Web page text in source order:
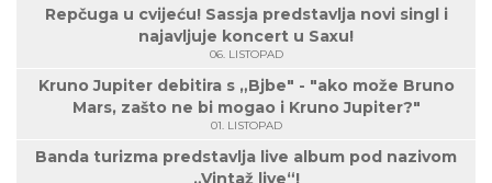
Repčuga u cvijeću! Sassja predstavlja novi singl i
najavljuje koncert u Saxu!
06. LISTOPAD
Kruno Jupiter debitira s „Bjbe" - "ako može Bruno
Mars, zašto ne bi mogao i Kruno Jupiter?"
01. LISTOPAD
Banda turizma predstavlja live album pod nazivom
„Vintaž live“!